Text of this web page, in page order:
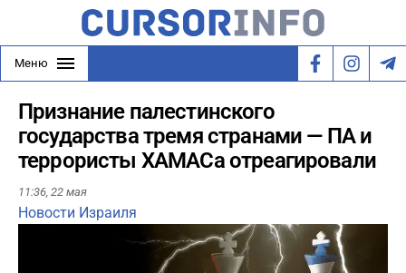
Меню
Признание палестинского
государства тремя странами — ПА и
террористы ХАМАСа отреагировали
11:36, 22 мая
Новости Израиля